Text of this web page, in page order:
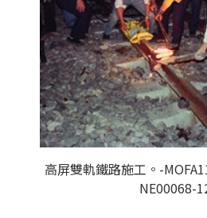
高屏雙軌鐵路施工。-
NE00068-